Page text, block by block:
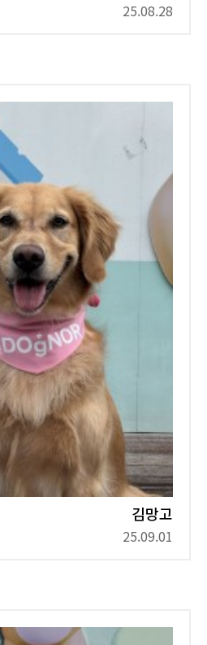
25.08.28
김망고
25.09.01